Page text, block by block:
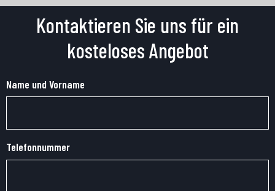
Kontaktieren Sie uns für ein
kosteloses Angebot
Name und Vorname
Telefonnummer